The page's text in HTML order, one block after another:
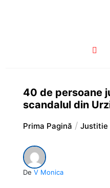
40 de persoane
scandalul din
Prima Pagină Justitie
De V Monica